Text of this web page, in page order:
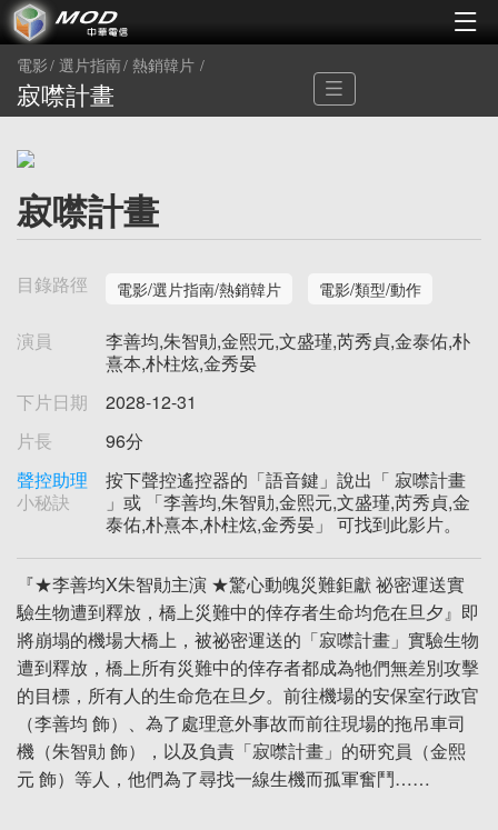
電影 選片指南 熱銷韓片
寂噤計畫
寂噤計畫
目錄路徑 電影/選片指南/熱銷韓片 電影/類型/動作
演員
李善均,朱智勛,金熙元,文盛瑾,芮秀貞,金泰佑,朴
熹本,朴柱炫,金秀晏
下片日期
2028-12-31
片長
96分
聲控助理
小秘訣
按下聲控遙控器的「語音鍵」說出「 寂噤計畫
」或 「李善均,朱智勛,金熙元,文盛瑾,芮秀貞,金
泰佑,朴熹本,朴柱炫,金秀晏」 可找到此影片。
『★李善均X朱智勛主演 ★驚心動魄災難鉅獻 祕密運送實
驗生物遭到釋放，橋上災難中的倖存者生命均危在旦夕』即
將崩塌的機場大橋上，被祕密運送的「寂噤計畫」實驗生物
遭到釋放，橋上所有災難中的倖存者都成為牠們無差別攻擊
的目標，所有人的生命危在旦夕。前往機場的安保室行政官
（李善均 飾）、為了處理意外事故而前往現場的拖吊車司
機（朱智勛 飾），以及負責「寂噤計畫」的研究員（金熙
元 飾）等人，他們為了尋找一線生機而孤軍奮鬥……